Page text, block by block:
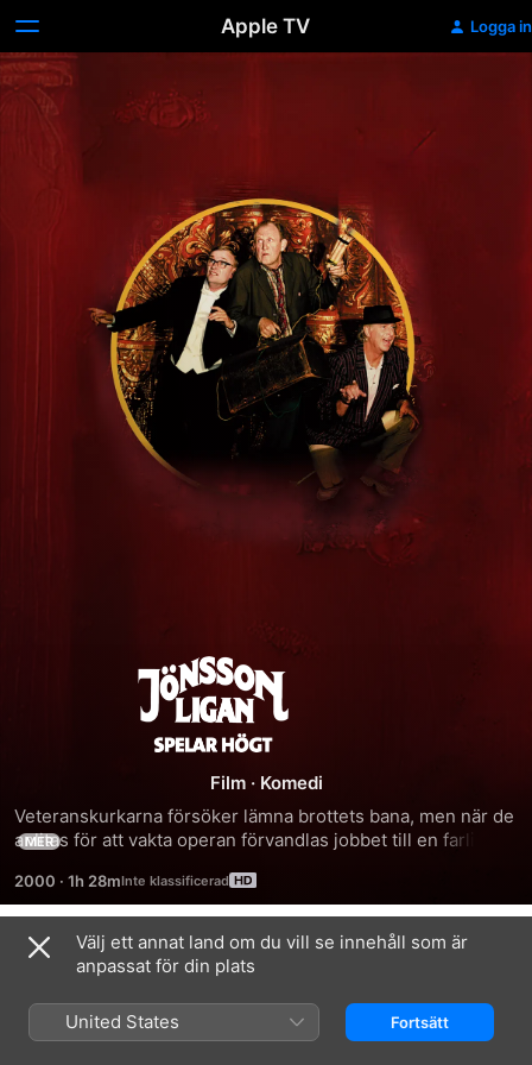
Apple TV Logga in
Jönssonligan
Spelar
Högt
Film · Komedi
Veteranskurkarna försöker lämna brottets bana, men när de
anlitas för att vakta operan förvandlas jobbet till en farlig
MER
2000 · 1h 28m
Trailrar
Välj ett annat land om du vill se innehåll som är
anpassat för din plats
United States Fortsätt